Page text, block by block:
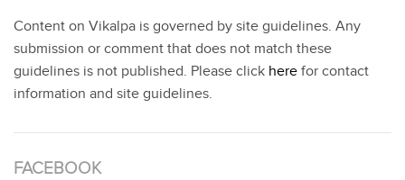
Content on Vikalpa is governed by site guidelines. Any
submission or comment that does not match these
guidelines is not published. Please click here for contact
information and site guidelines.
FACEBOOK